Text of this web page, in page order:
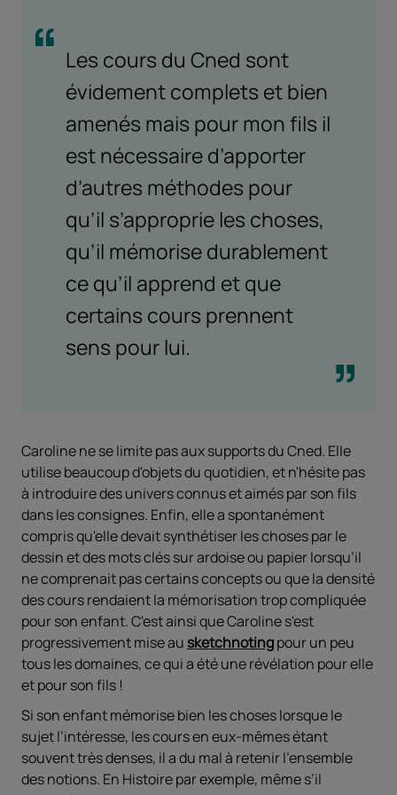
Les cours du Cned sont
évidement complets et bien
amenés mais pour mon fils il
est nécessaire d’apporter
d’autres méthodes pour
qu’il s’approprie les choses,
qu’il mémorise durablement
ce qu’il apprend et que
certains cours prennent
sens pour lui.
Caroline ne se limite pas aux supports du Cned. Elle
utilise beaucoup d'objets du quotidien, et n'hésite pas
à introduire des univers connus et aimés par son fils
dans les consignes. Enfin, elle a spontanément
compris qu'elle devait synthétiser les choses par le
dessin et des mots clés sur ardoise ou papier lorsqu’il
ne comprenait pas certains concepts ou que la densité
des cours rendaient la mémorisation trop compliquée
pour son enfant. C'est ainsi que Caroline s'est
progressivement mise ausketchnotingpour un peu
tous les domaines, ce qui a été une révélation pour elle
et pour son fils !
Si son enfant mémorise bien les choses lorsque le
sujet l’intéresse, les cours en eux-mêmes étant
souvent très denses, il a du mal à retenir l'ensemble
des notions. En Histoire par exemple, même s’il